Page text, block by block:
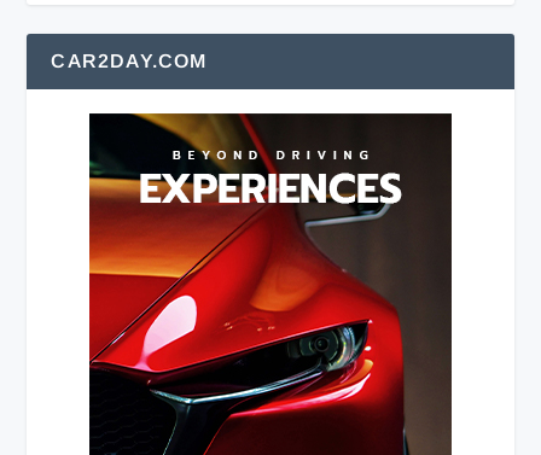
CAR2DAY.COM